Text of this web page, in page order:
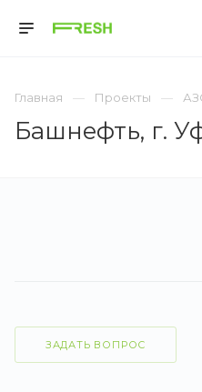
Главная Проекты
Башнефть, г.
ЗАДАТЬ ВОПРОС